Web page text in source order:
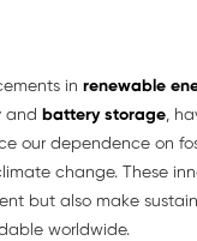
in renewable
and battery storage,
our dependence on
change. These
but also make
worldwide.